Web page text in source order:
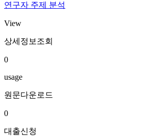
연구자 주제 분석
View
상세정보조회
0
usage
원문다운로드
0
대출신청